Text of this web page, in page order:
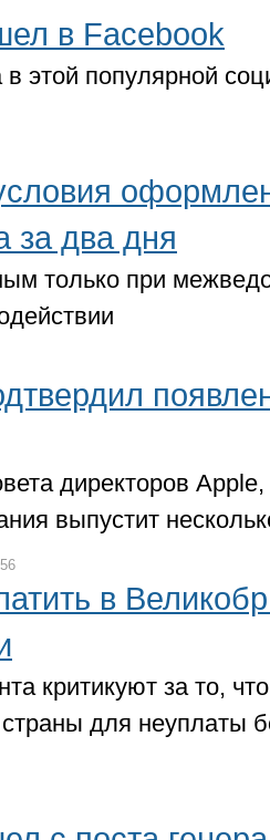
в Facebook
в этой популярной
за два дня
только при
директоров
выпустит
в
критикуют за то,
для неуплаты